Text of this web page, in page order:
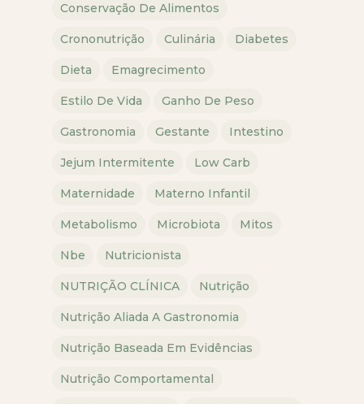
Conservação De Alimentos
Crononutrição Culinária Diabetes
Dieta Emagrecimento
Estilo De Vida Ganho De Peso
Gastronomia Gestante Intestino
Jejum Intermitente Low Carb
Maternidade Materno Infantil
Metabolismo Microbiota Mitos
Nbe Nutricionista
NUTRIÇÃO CLÍNICA Nutrição
Nutrição Aliada A Gastronomia
Nutrição Baseada Em Evidências
Nutrição Comportamental